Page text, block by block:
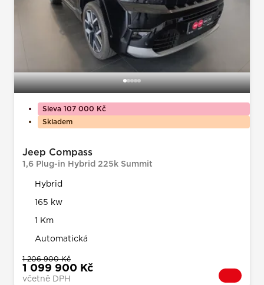
Sleva 107 000 Kč
Skladem
Jeep Compass
1,6 Plug-in Hybrid 225k Summit
Hybrid
165 kw
1 Km
Automatická
1 206 900 Kč
1 099 900 Kč
včetně DPH